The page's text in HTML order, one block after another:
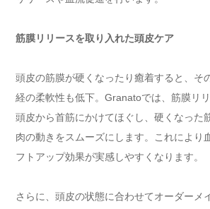
筋膜リリースを取り入れた頭皮ケア
頭皮の筋膜が硬くなったり癒着すると、そ
経の柔軟性も低下。Granatoでは、筋膜リ
頭皮から首筋にかけてほぐし、硬くなった
肉の動きをスムーズにします。これにより
フトアップ効果が実感しやすくなります。
さらに、頭皮の状態に合わせてオーダーメ